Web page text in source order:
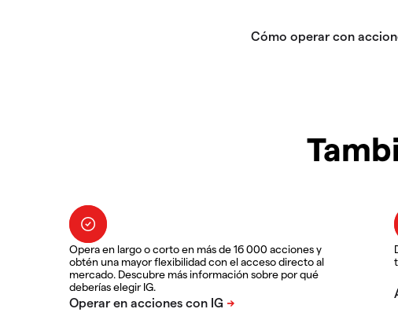
Opera en largo o corto en más de 16 000 acciones y
obtén una mayor flexibilidad con el acceso directo al
mercado. Descubre más información sobre por qué
deberías elegir IG.